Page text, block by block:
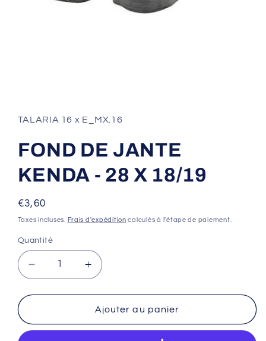
1
dans
fenêtre
modale
TALARIA 16 x E_MX.16
FOND DE JANTE
KENDA - 28 X 18/19
Prix
habituel
€3,60
Taxes incluses. Frais d'expédition calculés à l'étape de paiement.
Quantité
Réduire
la
quantité
FOND
Augmenter
la
quantité
de
FOND
Ajouter au panier